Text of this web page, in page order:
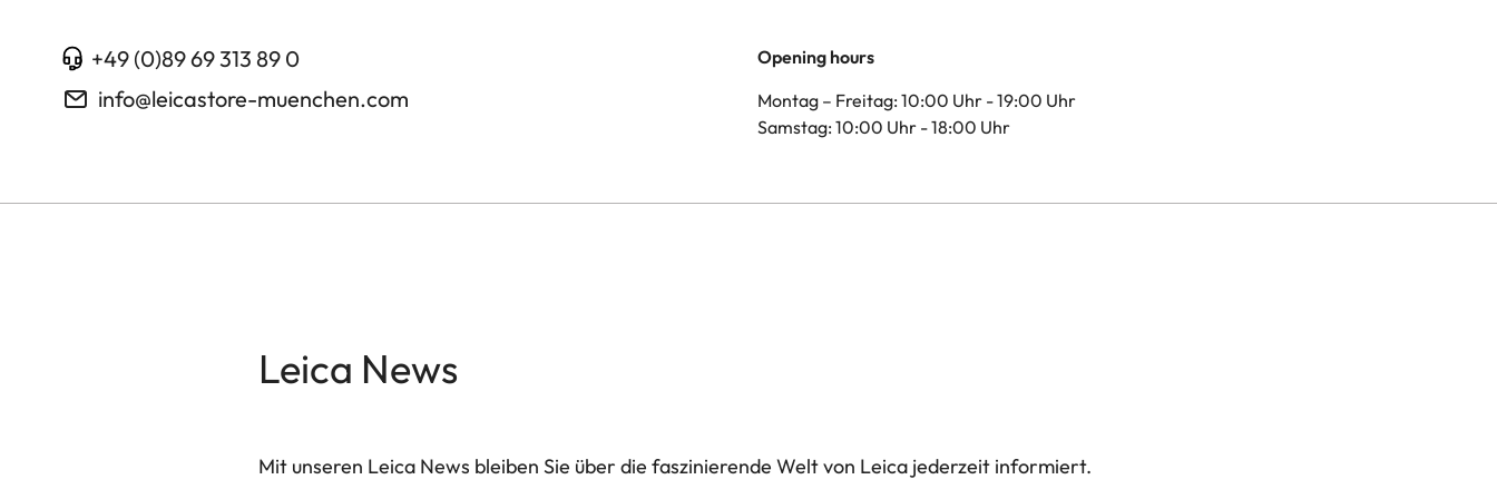
+49 (0)89 69 313 89 0
info@leicastore-muenchen.com
Opening hours
Montag – Freitag: 10:00 Uhr - 19:00 Uhr
Samstag: 10:00 Uhr - 18:00 Uhr
Leica News
Mit unseren Leica News bleiben Sie über die faszinierende Welt von Leica jederzeit informiert.